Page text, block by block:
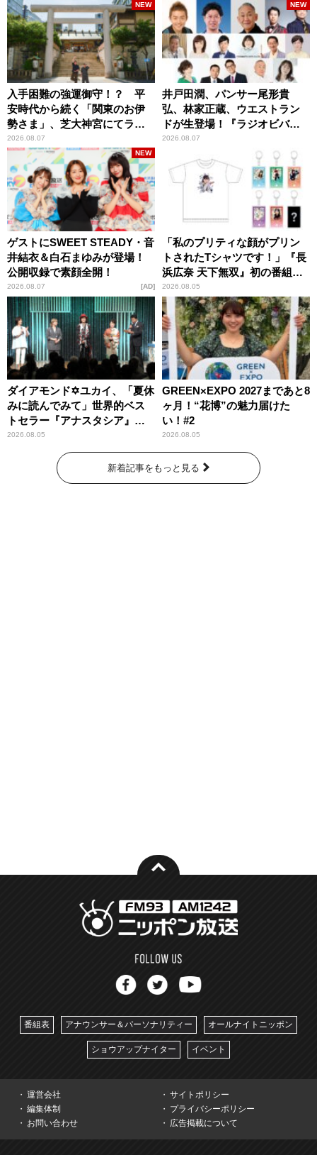
入手困難の強運御守！？ 平
安時代から続く「関東のお伊
勢さま」、芝大神宮にてラン
パンプスが合格祈願！
2026.08.07
NEW
井戸田潤、パンサー尾形貴
弘、林家正蔵、ウエストラン
ドが生登場！『ラジオビバリ
ー昼ズ』
2026.08.07
NEW
ゲストにSWEET STEADY・音
井結衣＆白石まゆみが登場！
公開収録で素顔全開！
2026.08.07
NEW
AD
「私のプリティな顔がプリン
トされたTシャツです！」『長
浜広奈 天下無双』初の番組グ
ッズ発売
2026.08.05
ダイアモンド✡ユカイ、「夏休
みに読んでみて」世界的ベス
トセラー『アナスタシア』を
紹介
2026.08.05
GREEN×EXPO 2027まであと8
ヶ月！“花博”の魅力届けた
い！#2
2026.08.05
新着記事をもっと見る
番組表 アナウンサー＆パーソナリティー オールナイトニッポン
ショウアップナイター イベント
運営会社
サイトポリシー
編集体制
プライバシーポリシー
お問い合わせ
広告掲載について